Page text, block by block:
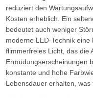
reduziert den
Kosten erheblich. Ein
bedeutet auch weniger
moderne LED-Technik
flimmerfreies Licht, das die
Ermüdungserscheinungen
konstante und hohe
Lebensdauer erhalten, was